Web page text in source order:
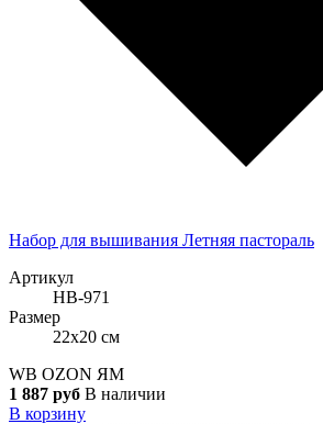
Набор для вышивания Летняя пастораль
Артикул
НВ-971
Размер
22x20 см
WB OZON ЯМ
1 887 руб В наличии
В корзину